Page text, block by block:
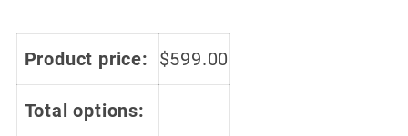
Product price: $599.00
Total options: